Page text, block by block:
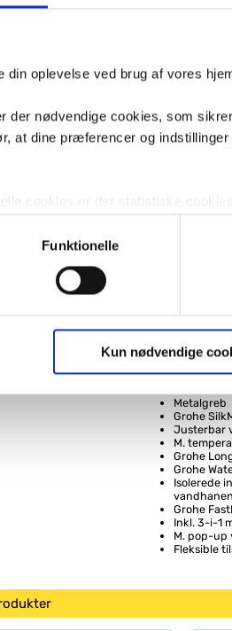
din oplevelse ved brug af vores
der nødvendige cookies, som
at dine præferencer og
som giver mening for den enkelte af
cookies og tredjeparts cookies.
så giver du samtykke til de
bestemte cookie-typer til og
ønske det.
dine personoplysninger,
Funktionelle
Kun nødvendige
sikrer at du ikke
eventuelt
hvor enkelt det er.
Grohe Start S
den er også
belægning, der
Foruden sin
Dette Grohe
smart
at skifte sin
medfølgende
Metalgreb
Grohe
Justerbar
M.
Grohe
Grohe
Isolerede
vandhanen
Grohe
Inkl. 3-i-1
M. pop-up
Fleksible